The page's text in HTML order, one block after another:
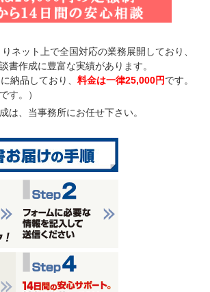
ネット上で全国対応の業務展開しており、
書作成に豊富な実績があります。
納品 しており、料金は一律25,000円です。
す。）
は、当事務所にお任せ下さい。